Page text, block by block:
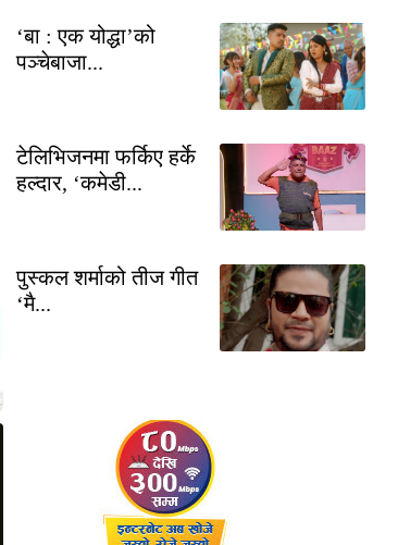
‘बा : एक योद्धा’को
पञ्चेबाजा...
टेलिभिजनमा फर्किए हर्के
हल्दार, ‘कमेडी...
पुस्कल शर्माको तीज गीत
‘मै...